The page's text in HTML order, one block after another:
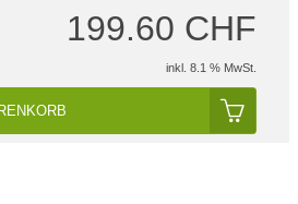
199.60 CHF
inkl. 8.1 % MwSt.